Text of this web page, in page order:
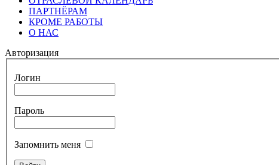
ПАРТНЁРАМ
КРОМЕ РАБОТЫ
О НАС
Авторизация
Логин
Пароль
Запомнить меня